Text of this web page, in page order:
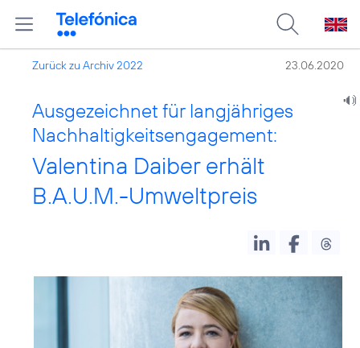
Zurück zu Archiv 2022 23.06.2020
Ausgezeichnet für langjähriges
Nachhaltigkeitsengagement:
Valentina Daiber erhält
B.A.U.M.-Umweltpreis